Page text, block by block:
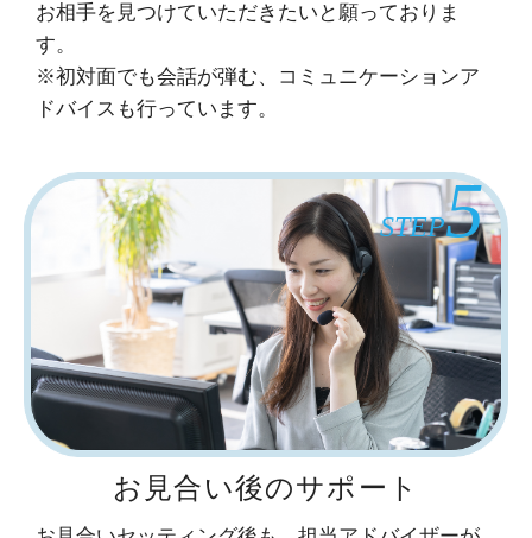
お相手を見つけていただきたいと願っておりま
す。
※初対面でも会話が弾む、コミュニケーションア
ドバイスも行っています。
STEP5
お見合い後のサポート